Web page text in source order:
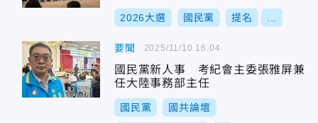
步
2026大選 國民黨 提名
要聞
國民黨新人事 考紀會主委張雅屏兼
任大陸事務部主任
國民黨 國共論壇
2025/11/10 16:04